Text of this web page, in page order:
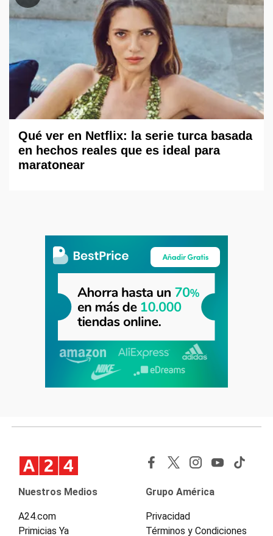
Qué ver en Netflix: la serie turca basada
en hechos reales que es ideal para
maratonear
Nuestros Medios
A24.com
Primicias Ya
Grupo América
Privacidad
Términos y Condiciones